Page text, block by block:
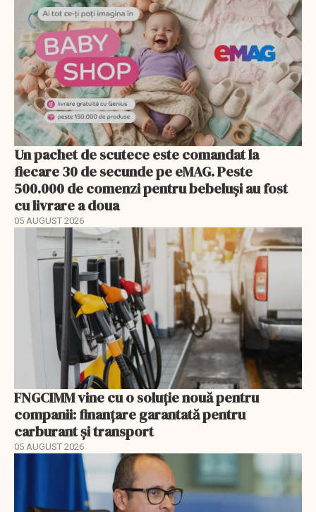
Un pachet de scutece este comandat la
fiecare 30 de secunde pe eMAG. Peste
500.000 de comenzi pentru bebeluși au fost
cu livrare a doua
05 AUGUST 2026
FNGCIMM vine cu o soluție nouă pentru
companii: finanțare garantată pentru
carburant și transport
05 AUGUST 2026